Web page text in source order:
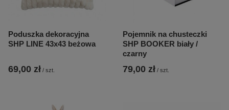
Poduszka dekoracyjna
SHP LINE 43x43 beżowa
69,00 zł / szt.
Pojemnik na chusteczki
SHP BOOKER biały /
czarny
79,00 zł / szt.